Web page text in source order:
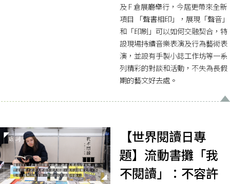
及 F 倉展廳舉行，今屆更帶來全新
項目 「聲書相印」，展現「聲音」
和「印刷」可以如何交融契合，特
設現場持續音樂表演及行為藝術表
演，並設有手製小誌工作坊等一系
列精彩的對談和活動，不失為長假
期的藝文好去處。
【世界閱讀日專
題】流動書攤「我
不閱讀」：不容許